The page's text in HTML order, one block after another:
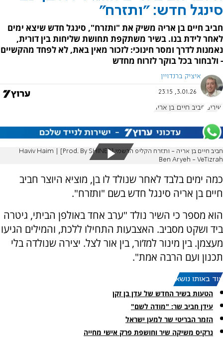
סינגל חדש: "ותזרח"
חביב חיים בן אריה משיק את "ותזרח", סינגל חדש שיצא ימים
לאחר לידת בנו. בשיר משתקפת תחושת שליחות בין דורית,
נאמנות לדרך ומסר חינוכי: לזכור מאין באת, לא לפחד מהקשיים
- ולבחור בכל בוקר לזרוח מחדש
איציק ברנדויין
3.01.26, 23:15
שירים חביב חיים בן אריה
חביב חיים בן אריה - ותזרח הקליפ הרשמי [Prod. By SHINER] | Haviv Haim
Ben Aryeh - VeTizrah
כמה ימים בלבד לאחר שנולד לו בן, מוציא היוצר חביב
חיים בן אריה סינגל חדש בשם "ותזרח".
הוא מספר כי השיר נולד "ערב אחד באולפן הביתי, גיטרה
ביד ושקט מסביב. האצבעות התחילו ללכת, והמילים הגיעו
מעצמן. בין מינור למז’ור, בין אור לצל. יצירה שנולדה בלי
תכנון ועם הרבה אמת".
עוד באותו נושא:
הטעות בשיר החדש של עדן בן זקן
עידן חביב שר: "מודה לשם"
הזמר הבריטי שר למען ישראל
נרקיס משיקה שיר וחושפת פרק אישי מחייה